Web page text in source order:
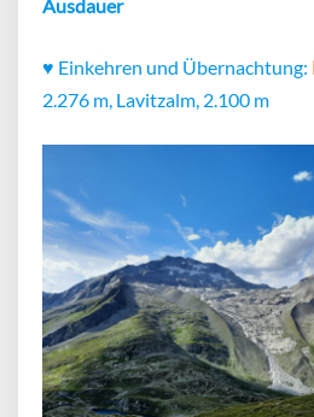
Ausdauer
♥ Einkehren und Übernachtung:
2.276 m, Lavitzalm, 2.100 m